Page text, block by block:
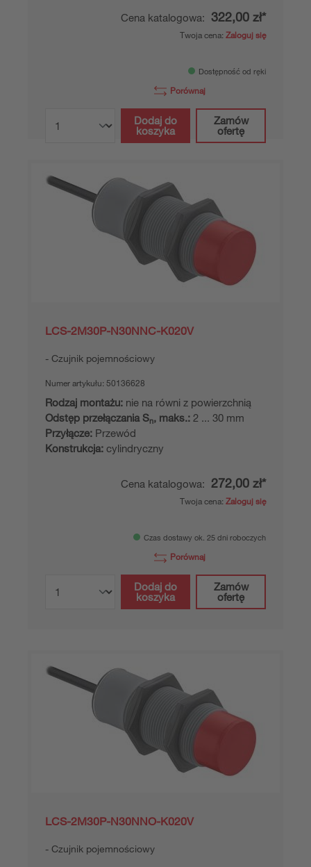
Cena katalogowa: 322,00 zł*
Twoja cena: Zaloguj się
Dostępność od ręki
Porównaj
Dodaj do
koszyka
Zamów
ofertę
LCS-2M30P-N30NNC-K020V
Czujnik pojemnościowy
Numer artykułu: 50136628
Rodzaj montażu: nie na równi z powierzchnią
Odstęp przełączania Sn, maks.: 2 ... 30 mm
Przyłącze: Przewód
Konstrukcja: cylindryczny
Cena katalogowa: 272,00 zł*
Twoja cena: Zaloguj się
Czas dostawy ok. 25 dni roboczych
Porównaj
Dodaj do
koszyka
Zamów
ofertę
LCS-2M30P-N30NNO-K020V
Czujnik pojemnościowy